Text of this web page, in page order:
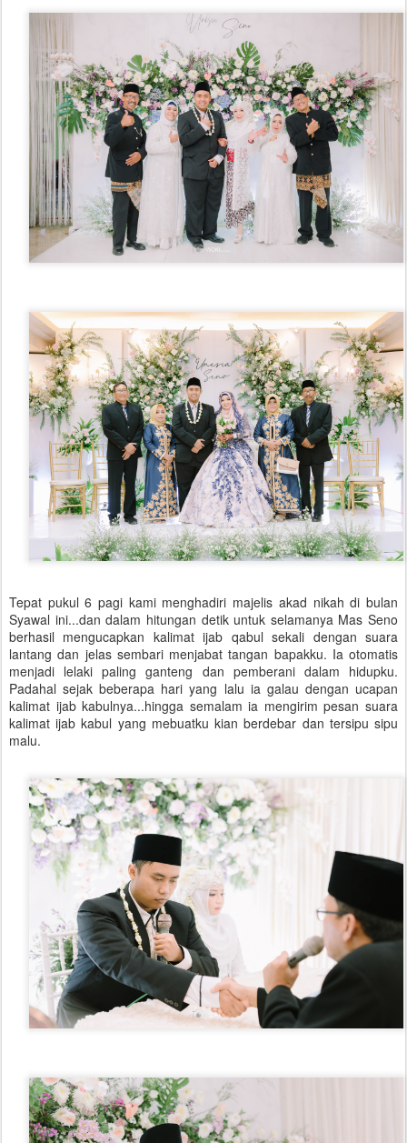
Tepat pukul 6 pagi kami menghadiri majelis akad nikah di bulan
Syawal ini...dan dalam hitungan detik untuk selamanya Mas Seno
berhasil mengucapkan kalimat ijab qabul sekali dengan suara
lantang dan jelas sembari menjabat tangan bapakku. Ia otomatis
menjadi lelaki paling ganteng dan pemberani dalam hidupku.
Padahal sejak beberapa hari yang lalu ia galau dengan ucapan
kalimat ijab kabulnya...hingga semalam ia mengirim pesan suara
kalimat ijab kabul yang mebuatku kian berdebar dan tersipu sipu
malu.